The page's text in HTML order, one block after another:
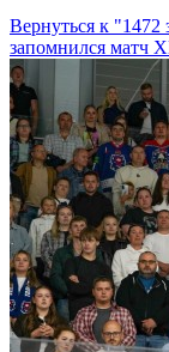
Вернуться к
запомнился матч